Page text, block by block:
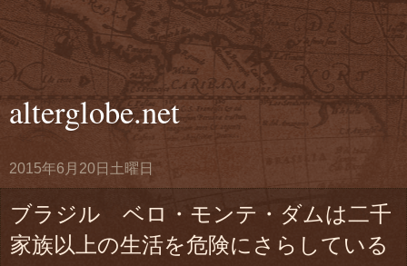
alterglobe.net
2015年6月20日土曜日
ブラジル ベロ・モンテ・ダムは二千
家族以上の生活を危険にさらしている